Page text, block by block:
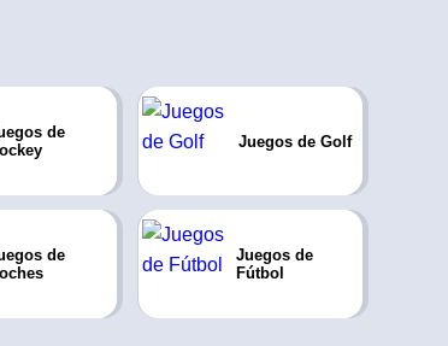
de
Juegos de Golf
de
Juegos de
Fútbol